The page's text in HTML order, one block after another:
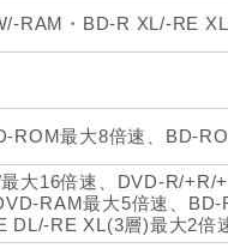
RAM・BD-R XL/-RE XL
ROM最大8倍速、BD-
大16倍速、DVD-R/+R/
RAM最大5倍速、
DL/-RE XL(3層)最大2倍